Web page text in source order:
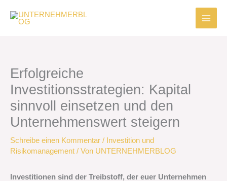
Inhalt
springen
Erfolgreiche
Investitionsstrategien: Kapital
sinnvoll einsetzen und den
Unternehmenswert steigern
Schreibe einen Kommentar / Investition und
Risikomanagement / Von UNTERNEHMERBLOG
Investitionen sind der Treibstoff, der euer Unternehmen